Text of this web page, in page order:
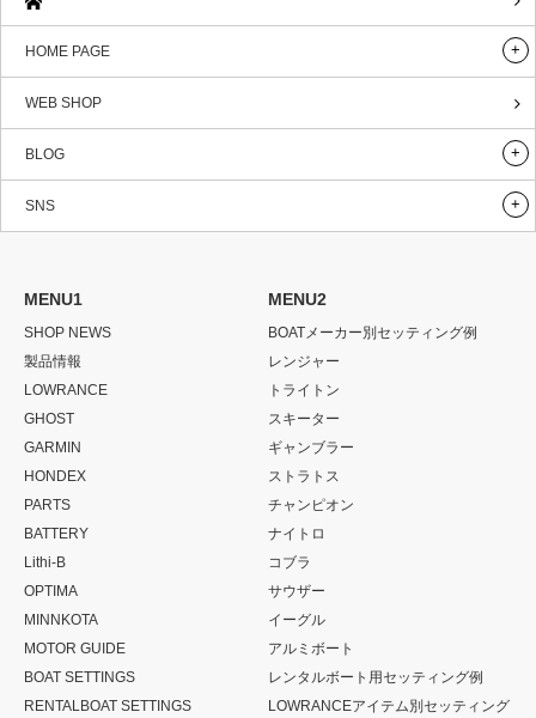
HOME PAGE
WEB SHOP
BLOG
SNS
MENU1
SHOP NEWS
製品情報
LOWRANCE
GHOST
GARMIN
HONDEX
PARTS
BATTERY
Lithi-B
OPTIMA
MINNKOTA
MOTOR GUIDE
BOAT SETTINGS
RENTALBOAT SETTINGS
MENU2
BOATメーカー別セッティング例
レンジャー
トライトン
スキーター
ギャンブラー
ストラトス
チャンピオン
ナイトロ
コブラ
サウザー
イーグル
アルミボート
レンタルボート用セッティング例
LOWRANCEアイテム別セッティング